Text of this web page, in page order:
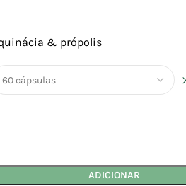
& própolis
ADICIONAR